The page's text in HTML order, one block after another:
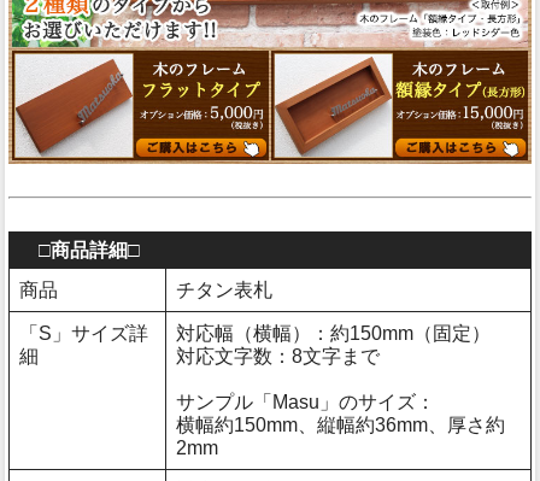
□商品詳細□
商品
チタン表札
「S」サイズ詳
細
対応幅（横幅）：約150mm（固定）
対応文字数：8文字まで
サンプル「Masu」のサイズ：
横幅約150mm、縦幅約36mm、厚さ約
2mm